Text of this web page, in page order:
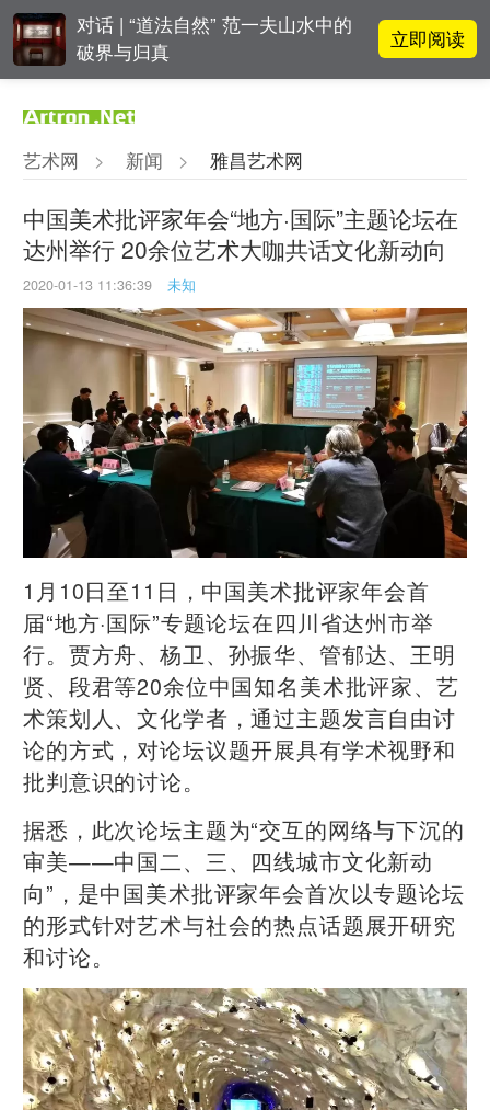
对话 | “道法自然” 范一夫山水中的
破界与归真
立即阅读
科带来齐白石研究新突破
春雨斋主人房茂梁：“好运气”的90
后古玩经纪人
艺术网 > 新闻 > 雅昌艺术网
中国美术批评家年会“地方·国际”主题论坛在
达州举行 20余位艺术大咖共话文化新动向
2020-01-13 11:36:39 未知
1月10日至11日，中国美术批评家年会首
届“地方·国际”专题论坛在四川省达州市举
行。贾方舟、杨卫、孙振华、管郁达、王明
贤、段君等20余位中国知名美术批评家、艺
术策划人、文化学者，通过主题发言自由讨
论的方式，对论坛议题开展具有学术视野和
批判意识的讨论。
据悉，此次论坛主题为“交互的网络与下沉的
审美——中国二、三、四线城市文化新动
向”，是中国美术批评家年会首次以专题论坛
的形式针对艺术与社会的热点话题展开研究
和讨论。